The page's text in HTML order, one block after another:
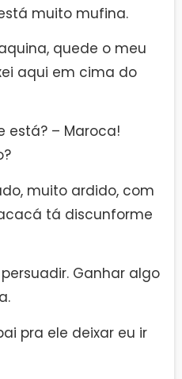
muito mufina.
quede o meu
aqui em cima do
está? – Maroca!
muito ardido, com
tá discunforme
Ganhar algo
pra ele deixar eu ir